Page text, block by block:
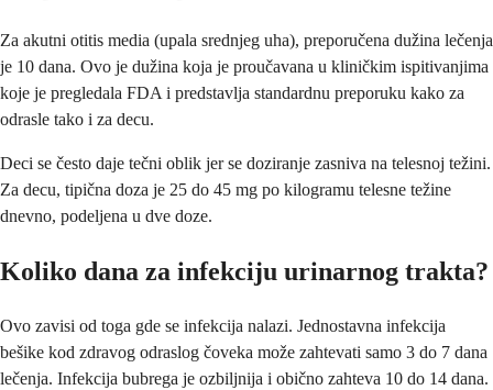
Za akutni otitis media (upala srednjeg uha), preporučena dužina lečenja
je 10 dana. Ovo je dužina koja je proučavana u kliničkim ispitivanjima
koje je pregledala FDA i predstavlja standardnu preporuku kako za
odrasle tako i za decu.
Deci se često daje tečni oblik jer se doziranje zasniva na telesnoj težini.
Za decu, tipična doza je 25 do 45 mg po kilogramu telesne težine
dnevno, podeljena u dve doze.
Koliko dana za infekciju urinarnog trakta?
Ovo zavisi od toga gde se infekcija nalazi. Jednostavna infekcija
bešike kod zdravog odraslog čoveka može zahtevati samo 3 do 7 dana
lečenja. Infekcija bubrega je ozbiljnija i obično zahteva 10 do 14 dana.